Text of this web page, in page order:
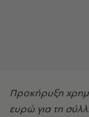
Προκήρυξη
ευρώ για τη